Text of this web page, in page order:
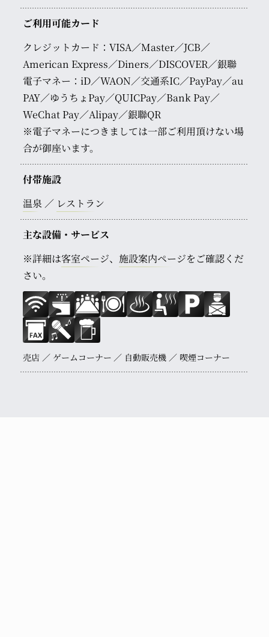
ご利用可能カード
クレジットカード：VISA／Master／JCB／
American Express／Diners／DISCOVER／銀聯
電子マネー：iD／WAON／交通系IC／PayPay／au
PAY／ゆうちょPay／QUICPay／Bank Pay／
WeChat Pay／Alipay／銀聯QR
※電子マネーにつきましては一部ご利用頂けない場
合が御座います。
付帯施設
温泉
レストラン
主な設備・サービス
※詳細は客室ページ、 施設案内ページをご確認くだ
さい。
売店 ゲームコーナー 自動販売機 喫煙コーナー